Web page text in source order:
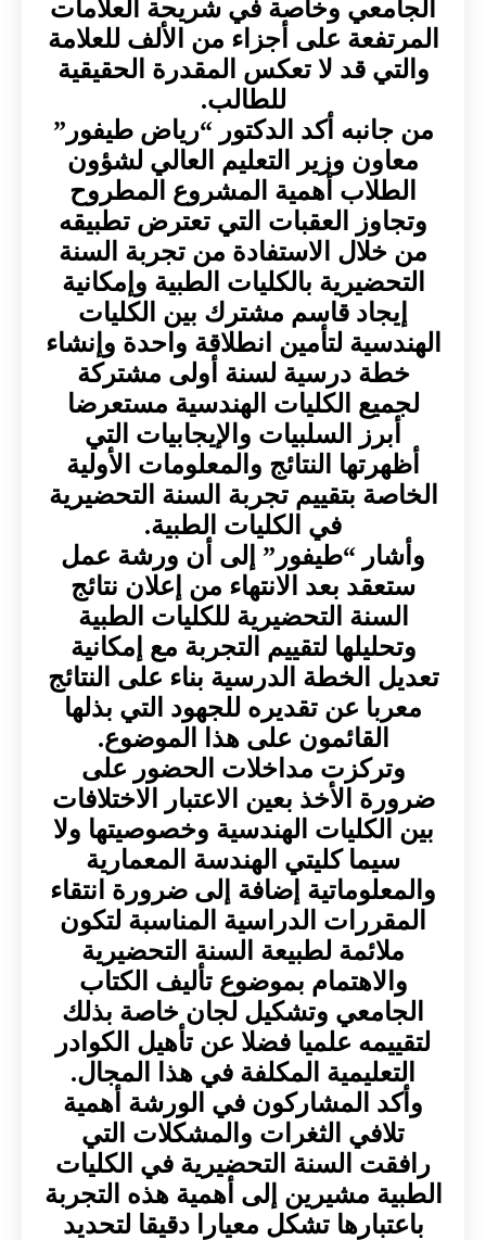
الجامعي وخاصة في شريحة العلامات
المرتفعة على أجزاء من الألف للعلامة
والتي قد لا تعكس المقدرة الحقيقية
للطالب.
من جانبه أكد الدكتور “رياض طيفور”
معاون وزير التعليم العالي لشؤون
الطلاب أهمية المشروع المطروح
وتجاوز العقبات التي تعترض تطبيقه
من خلال الاستفادة من تجربة السنة
التحضيرية بالكليات الطبية وإمكانية
إيجاد قاسم مشترك بين الكليات
الهندسية لتأمين انطلاقة واحدة وإنشاء
خطة درسية لسنة أولى مشتركة
لجميع الكليات الهندسية مستعرضا
أبرز السلبيات والإيجابيات التي
أظهرتها النتائج والمعلومات الأولية
الخاصة بتقييم تجربة السنة التحضيرية
في الكليات الطبية.
وأشار “طيفور” إلى أن ورشة عمل
ستعقد بعد الانتهاء من إعلان نتائج
السنة التحضيرية للكليات الطبية
وتحليلها لتقييم التجربة مع إمكانية
تعديل الخطة الدرسية بناء على النتائج
معربا عن تقديره للجهود التي بذلها
القائمون على هذا الموضوع.
وتركزت مداخلات الحضور على
ضرورة الأخذ بعين الاعتبار الاختلافات
بين الكليات الهندسية وخصوصيتها ولا
سيما كليتي الهندسة المعمارية
والمعلوماتية إضافة إلى ضرورة انتقاء
المقررات الدراسية المناسبة لتكون
ملائمة لطبيعة السنة التحضيرية
والاهتمام بموضوع تأليف الكتاب
الجامعي وتشكيل لجان خاصة بذلك
لتقييمه علميا فضلا عن تأهيل الكوادر
التعليمية المكلفة في هذا المجال.
وأكد المشاركون في الورشة أهمية
تلافي الثغرات والمشكلات التي
رافقت السنة التحضيرية في الكليات
الطبية مشيرين إلى أهمية هذه التجربة
باعتبارها تشكل معيارا دقيقا لتحديد